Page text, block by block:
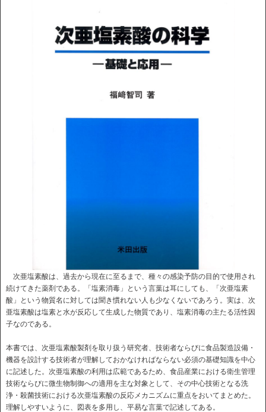
次亜塩素酸は、過去から現在に至るまで、種々の感染予防の目的で使用され
続けてきた薬剤である。「塩素消毒」という言葉は耳にしても、「次亜塩素
酸」という物質名に対しては聞き慣れない人も少なくないであろう。実は、次
亜塩素酸は塩素と水が反応して生成した物質であり、塩素消毒の主たる活性因
子なのである。
本書では、次亜塩素酸製剤を取り扱う研究者、技術者ならびに食品製造設備・
機器を設計する技術者が理解しておかなければならない必須の基礎知識を中心
に記述した。次亜塩素酸の利用は広範であるため、食品産業における衛生管理
技術ならびに微生物制御への適用を主な対象として、その中心技術となる洗
浄・殺菌技術における次亜塩素酸の反応メカニズムに重点をおいてまとめた。
理解しやすいように、図表を多用し、平易な言葉で記述してある。